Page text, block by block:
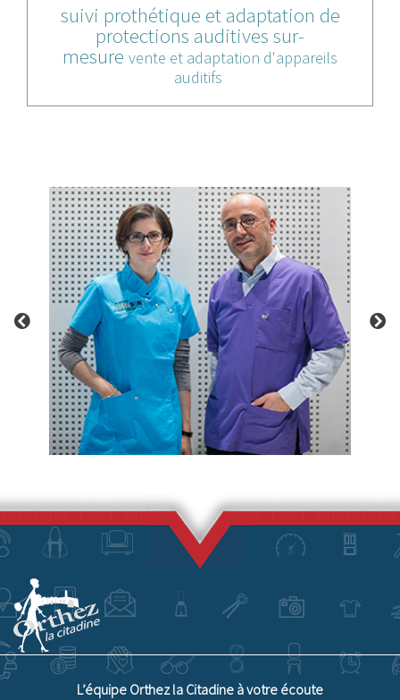
suivi prothétique et adaptation de
protections auditives sur-
mesure vente et adaptation d'appareils
auditifs
L’équipe Orthez la Citadine à votre écoute